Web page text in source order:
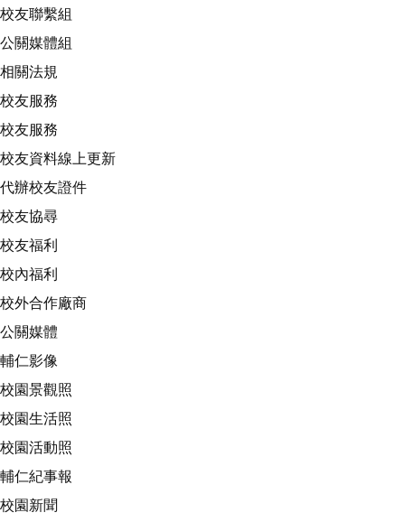
校友聯繫組
公關媒體組
相關法規
校友服務
校友服務
校友資料線上更新
代辦校友證件
校友協尋
校友福利
校內福利
校外合作廠商
公關媒體
輔仁影像
校園景觀照
校園生活照
校園活動照
輔仁紀事報
校園新聞